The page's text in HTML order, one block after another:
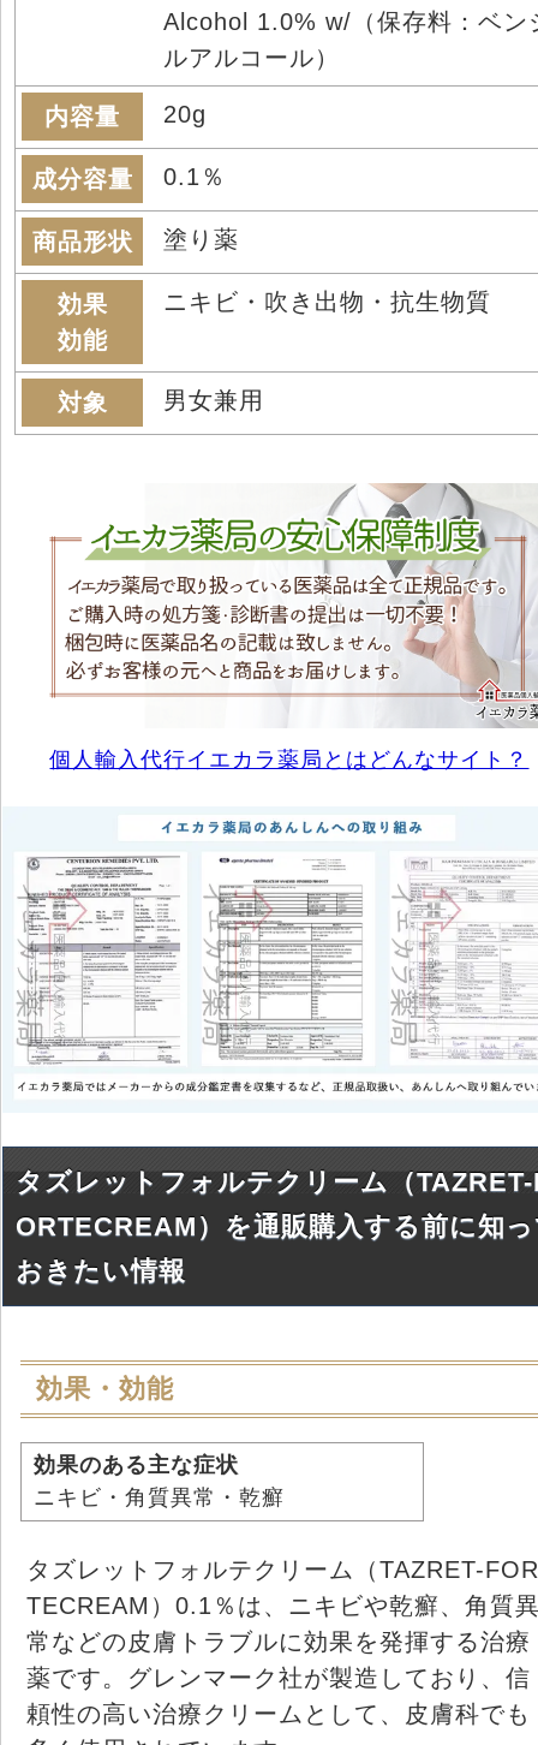
Alcohol 1.0% w/（保存料：ベン
ルアルコール）
内容量 20g
成分容量 0.1％
商品形状 塗り薬
効果
効能
ニキビ・吹き出物・抗生物質
対象 男女兼用
個人輸入代行イエカラ薬局とはどんなサイト？
タズレットフォルテクリーム（TAZRET-
ORTECREAM）を通販購入する前に知
おきたい情報
効果・効能
効果のある主な症状
ニキビ・角質異常・乾癬
タズレットフォルテクリーム（TAZRET-FOR
TECREAM）0.1％は、ニキビや乾癬、角質
常などの皮膚トラブルに効果を発揮する治療
薬です。グレンマーク社が製造しており、信
頼性の高い治療クリームとして、皮膚科でも